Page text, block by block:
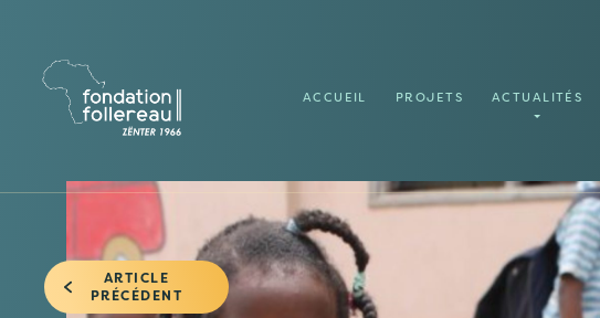
ACCUEIL PROJETS ACTUALITÉS
ARTICLE
PRÉCÉDENT